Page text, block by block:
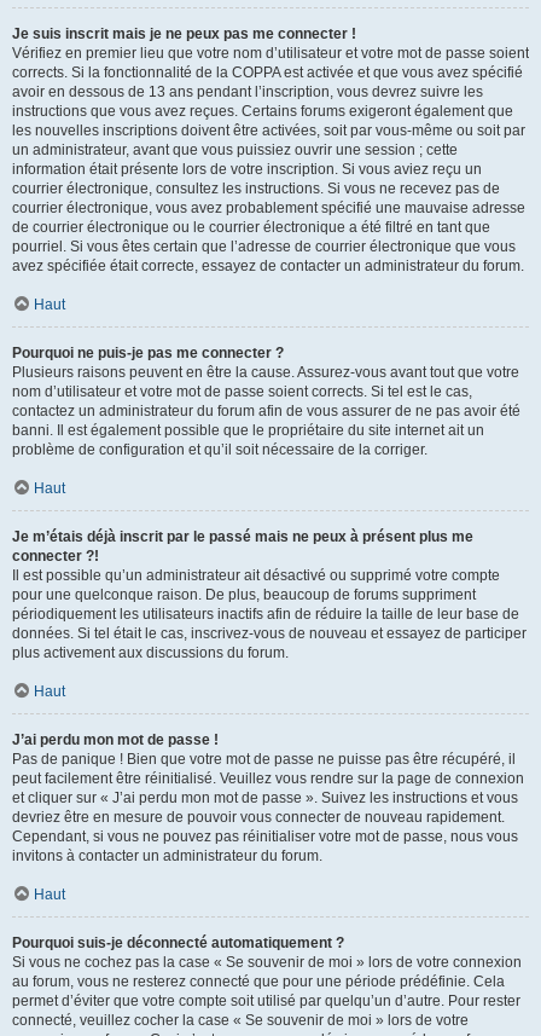
Je suis inscrit mais je ne peux pas me connecter !
Vérifiez en premier lieu que votre nom d’utilisateur et votre mot de passe soient
corrects. Si la fonctionnalité de la COPPA est activée et que vous avez spécifié
avoir en dessous de 13 ans pendant l’inscription, vous devrez suivre les
instructions que vous avez reçues. Certains forums exigeront également que
les nouvelles inscriptions doivent être activées, soit par vous-même ou soit par
un administrateur, avant que vous puissiez ouvrir une session ; cette
information était présente lors de votre inscription. Si vous aviez reçu un
courrier électronique, consultez les instructions. Si vous ne recevez pas de
courrier électronique, vous avez probablement spécifié une mauvaise adresse
de courrier électronique ou le courrier électronique a été filtré en tant que
pourriel. Si vous êtes certain que l’adresse de courrier électronique que vous
avez spécifiée était correcte, essayez de contacter un administrateur du forum.
Haut
Pourquoi ne puis-je pas me connecter ?
Plusieurs raisons peuvent en être la cause. Assurez-vous avant tout que votre
nom d’utilisateur et votre mot de passe soient corrects. Si tel est le cas,
contactez un administrateur du forum afin de vous assurer de ne pas avoir été
banni. Il est également possible que le propriétaire du site internet ait un
problème de configuration et qu’il soit nécessaire de la corriger.
Haut
Je m’étais déjà inscrit par le passé mais ne peux à présent plus me
connecter ?!
Il est possible qu’un administrateur ait désactivé ou supprimé votre compte
pour une quelconque raison. De plus, beaucoup de forums suppriment
périodiquement les utilisateurs inactifs afin de réduire la taille de leur base de
données. Si tel était le cas, inscrivez-vous de nouveau et essayez de participer
plus activement aux discussions du forum.
Haut
J’ai perdu mon mot de passe !
Pas de panique ! Bien que votre mot de passe ne puisse pas être récupéré, il
peut facilement être réinitialisé. Veuillez vous rendre sur la page de connexion
et cliquer sur « J’ai perdu mon mot de passe ». Suivez les instructions et vous
devriez être en mesure de pouvoir vous connecter de nouveau rapidement.
Cependant, si vous ne pouvez pas réinitialiser votre mot de passe, nous vous
invitons à contacter un administrateur du forum.
Haut
Pourquoi suis-je déconnecté automatiquement ?
Si vous ne cochez pas la case « Se souvenir de moi » lors de votre connexion
au forum, vous ne resterez connecté que pour une période prédéfinie. Cela
permet d’éviter que votre compte soit utilisé par quelqu’un d’autre. Pour rester
connecté, veuillez cocher la case « Se souvenir de moi » lors de votre